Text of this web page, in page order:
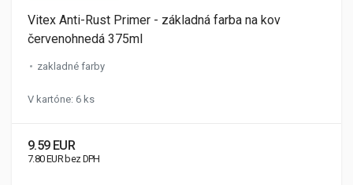
Vitex Anti-Rust Primer - základná farba na kov
červenohnedá 375ml
zakladné farby
V kartóne: 6 ks
9.59 EUR
7.80 EUR bez DPH